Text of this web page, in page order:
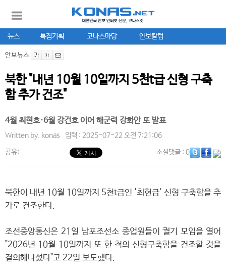
뉴스 특집기획 코나스마당 안보칼럼
안보뉴스
북한 "내년 10월 10일까지 5천t급 신형 구축
함 추가 건조"
4월 최현호·6월 강건호 이어 해군력 강화안 또 발표
Written by. konas 입력 : 2025-07-22 오전 7:21:06
공유: 소셜댓글: 0
북한이 내년 10월 10일까지 5천t급인 '최현급' 신형 구축함을 추
가로 건조한다.
조선중앙통신은 21일 남포조선소 종업원들이 궐기 모임을 열어
"2026년 10월 10일까지 또 한 척의 신형구축함을 건조할 것을
결의해나섰다"고 22일 보도했다.